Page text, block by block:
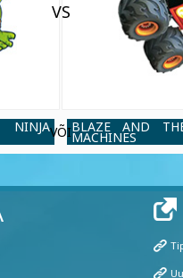
NINJA
VS
VÕIBLAZE AND
MACHINES